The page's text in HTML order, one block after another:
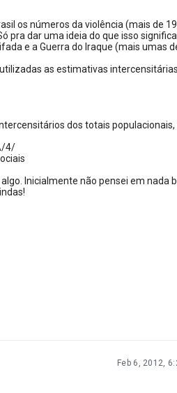
os números da violência (mais de
pra dar uma ideia do que isso
e a Guerra do Iraque (mais umas
as estimativas
dos totais
4/
Inicialmente não pensei em nada
Feb 6, 2012,